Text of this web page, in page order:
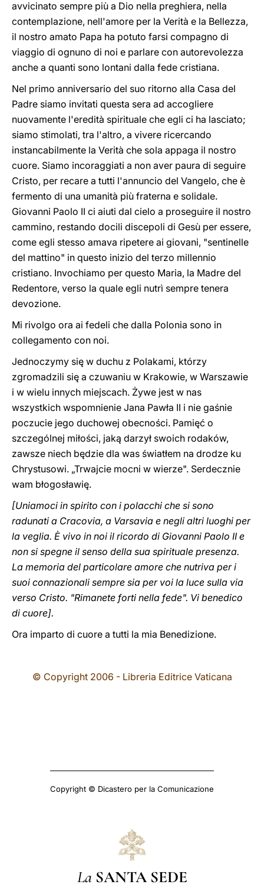
avvicinato sempre più a Dio nella preghiera, nella
contemplazione, nell'amore per la Verità e la Bellezza,
il nostro amato Papa ha potuto farsi compagno di
viaggio di ognuno di noi e parlare con autorevolezza
anche a quanti sono lontani dalla fede cristiana.
Nel primo anniversario del suo ritorno alla Casa del
Padre siamo invitati questa sera ad accogliere
nuovamente l'eredità spirituale che egli ci ha lasciato;
siamo stimolati, tra l'altro, a vivere ricercando
instancabilmente la Verità che sola appaga il nostro
cuore. Siamo incoraggiati a non aver paura di seguire
Cristo, per recare a tutti l'annuncio del Vangelo, che è
fermento di una umanità più fraterna e solidale.
Giovanni Paolo II ci aiuti dal cielo a proseguire il nostro
cammino, restando docili discepoli di Gesù per essere,
come egli stesso amava ripetere ai giovani, "sentinelle
del mattino" in questo inizio del terzo millennio
cristiano. Invochiamo per questo Maria, la Madre del
Redentore, verso la quale egli nutrì sempre tenera
devozione.
Mi rivolgo ora ai fedeli che dalla Polonia sono in
collegamento con noi.
Jednoczymy się w duchu z Polakami, którzy
zgromadzili się a czuwaniu w Krakowie, w Warszawie
i w wielu innych miejscach. Żywe jest w nas
wszystkich wspomnienie Jana Pawła II i nie gaśnie
poczucie jego duchowej obecności. Pamięć o
szczególnej miłości, jaką darzył swoich rodaków,
zawsze niech będzie dla was światłem na drodze ku
Chrystusowi. „Trwajcie mocni w wierze". Serdecznie
wam błogosławię.
[Uniamoci in spirito con i polacchi che si sono
radunati a Cracovia, a Varsavia e negli altri luoghi per
la veglia. È vivo in noi il ricordo di Giovanni Paolo II e
non si spegne il senso della sua spirituale presenza.
La memoria del particolare amore che nutriva per i
suoi connazionali sempre sia per voi la luce sulla via
verso Cristo. "Rimanete forti nella fede". Vi benedico
di cuore].
Ora imparto di cuore a tutti la mia Benedizione.
© Copyright 2006 - Libreria Editrice Vaticana
Copyright © Dicastero per la Comunicazione
La SANTA SEDE